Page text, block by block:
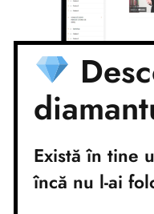
Există în tine
încă nu l-ai